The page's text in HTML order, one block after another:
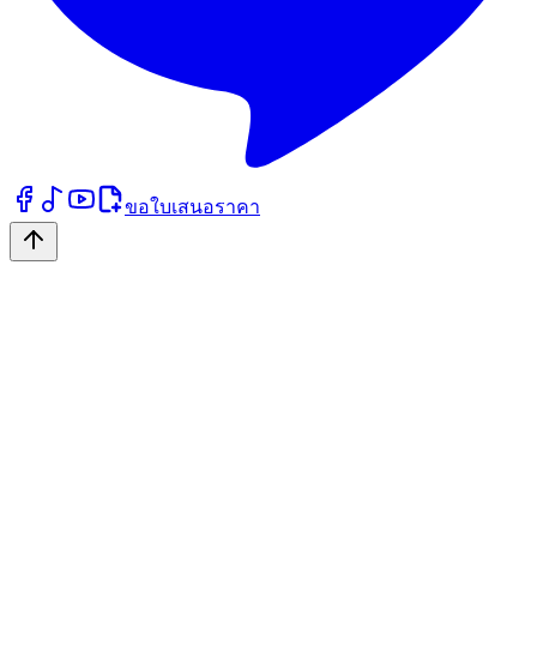
ขอใบเสนอราคา